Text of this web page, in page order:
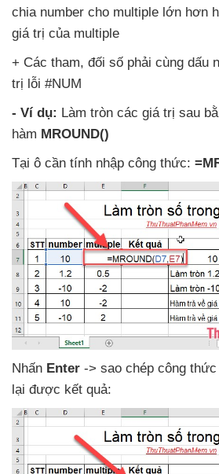
chia number cho multiple lớn hơn
giá trị của multiple
+ Các tham, đối số phải cùng dấu
trị lỗi #NUM
- Ví dụ: Làm tròn các giá trị sau
hàm MROUND()
Tại ô cần tính nhập công thức:
Nhấn Enter -> sao chép công
lại được kết quả: